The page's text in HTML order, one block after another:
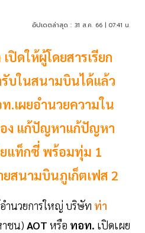
อัปเดตล่าสุด : 31 ส.ค. 66 | 07:41 น.
ปิดให้ผู้โดยสารเรียก
บในสนามบินได้แล้ว
.เผยอำนวยความใน
อง แก้ปัญหาแก้ปัญหา
แท็กซี่ พร้อมทุ่ม 1
สนามบินภูเก็ตเฟส 2
ำนวยการใหญ่ บริษัท ท่า
ชน) AOT หรือ ทอท. เปิดเผย